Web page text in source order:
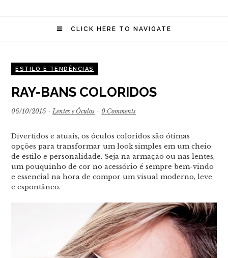
CLICK HERE TO NAVIGATE
ESTILO E TENDÊNCIAS
RAY-BANS COLORIDOS
06/10/2015 · Lentes e Óculos · 0 Comments
Divertidos e atuais, os óculos coloridos são ótimas
opções para transformar um look simples em um cheio
de estilo e personalidade. Seja na armação ou nas lentes,
um pouquinho de cor no acessório é sempre bem-vindo
e essencial na hora de compor um visual moderno, leve
e espontâneo.